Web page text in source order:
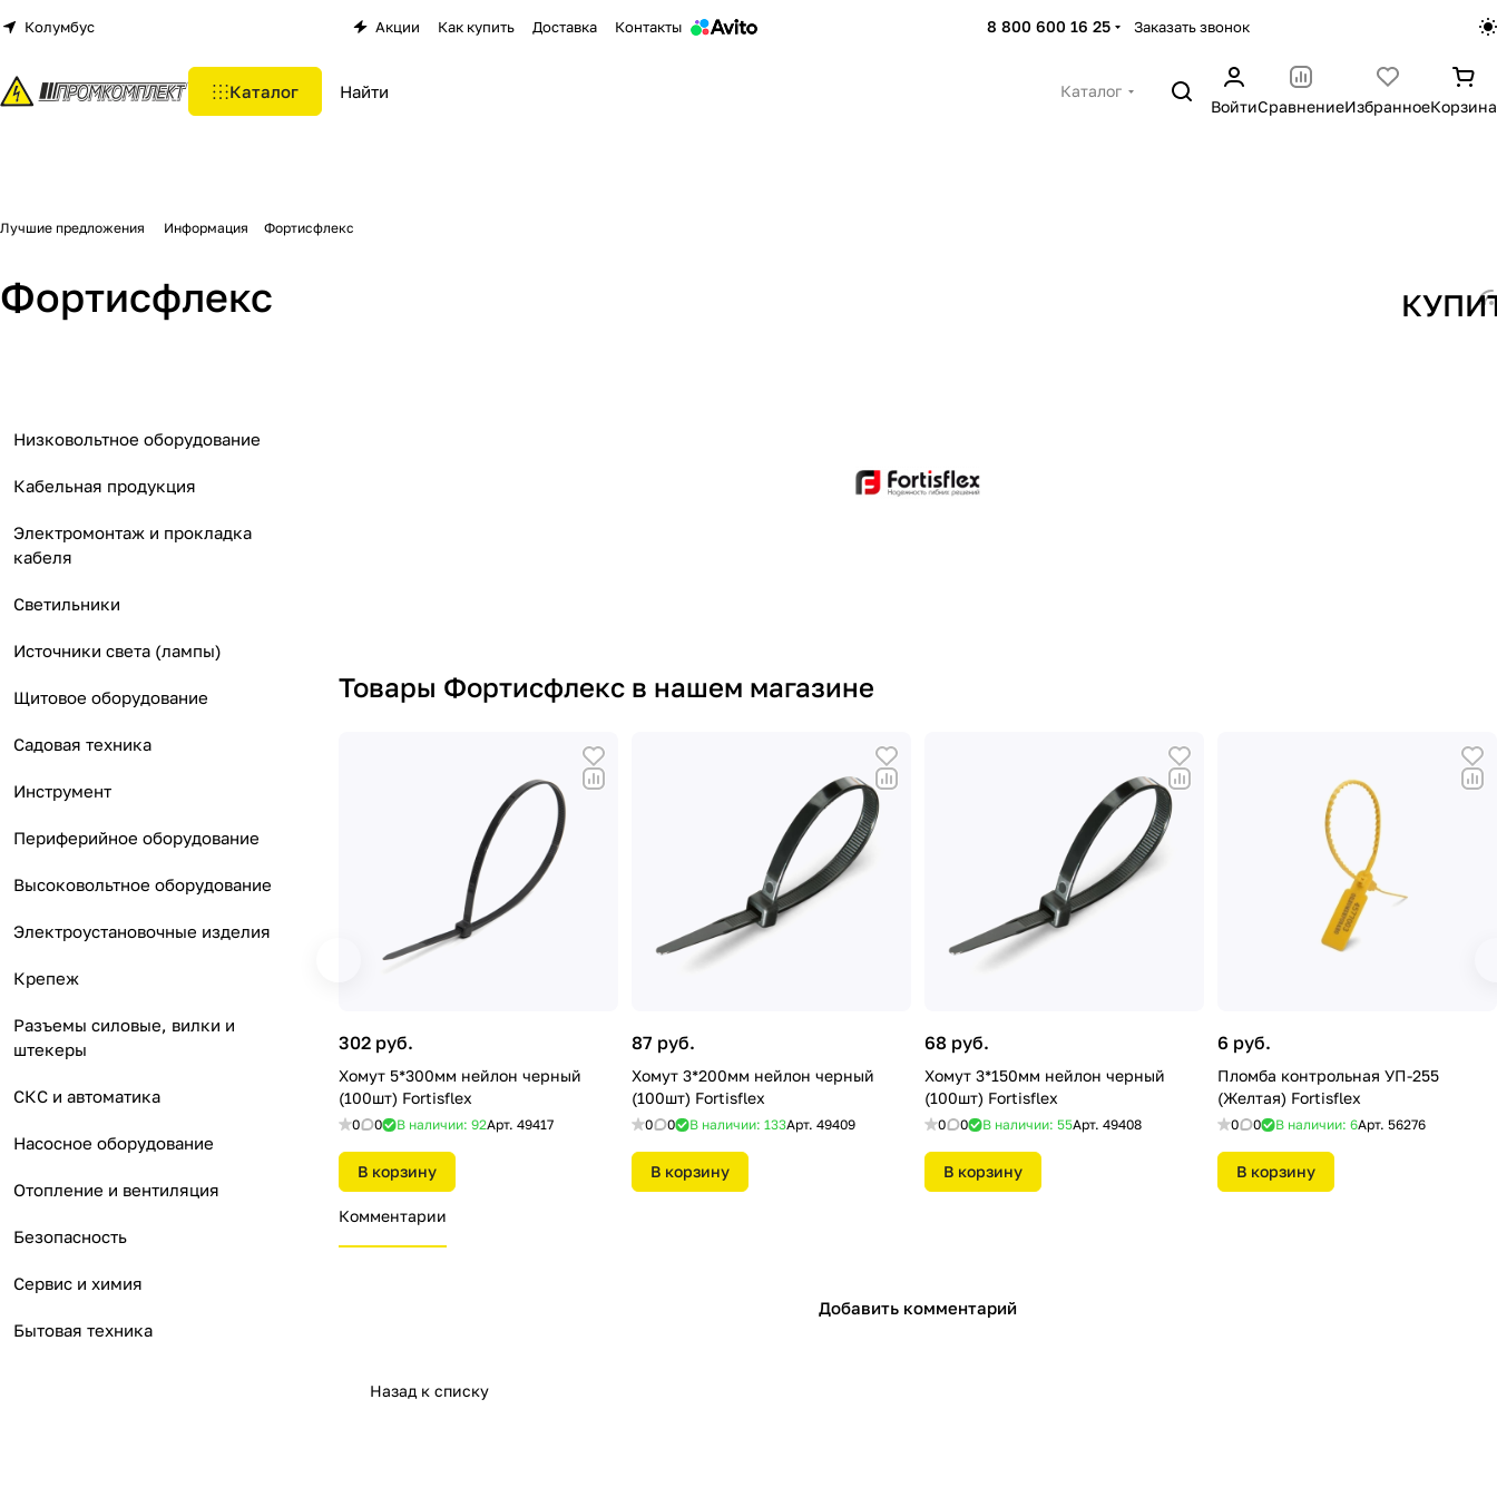
Колумбус Акции Как купить Доставка Контакты 8 800 600 16 25 Заказать звонок
Каталог
Каталог
ВойтиСравнениеИзбранноеКорзина
Лучшие предложения Информация Фортисфлекс
Фортисфлекс
Товары Фортисфлекс в нашем магазине
302 руб.
Хомут 5*300мм нейлон черный
(100шт) Fortisflex
0 0 В наличии: 92Арт. 49417
В корзину
87 руб.
Хомут 3*200мм нейлон черный
(100шт) Fortisflex
0 0 В наличии: 133Арт. 49409
В корзину
68 руб.
Хомут 3*150мм нейлон черный
(100шт) Fortisflex
0 0 В наличии: 55Арт. 49408
В корзину
6 руб.
Пломба контрольная УП-255
(Желтая) Fortisflex
0 0 В наличии: 6Арт. 56276
В корзину
Комментарии
Добавить комментарий
Назад к списку
Низковольтное оборудование
Кабельная продукция
Электромонтаж и прокладка
кабеля
Светильники
Источники света (лампы)
Щитовое оборудование
Садовая техника
Инструмент
Периферийное оборудование
Высоковольтное оборудование
Электроустановочные изделия
Крепеж
Разъемы силовые, вилки и
штекеры
СКС и автоматика
Насосное оборудование
Отопление и вентиляция
Безопасность
Сервис и химия
Бытовая техника